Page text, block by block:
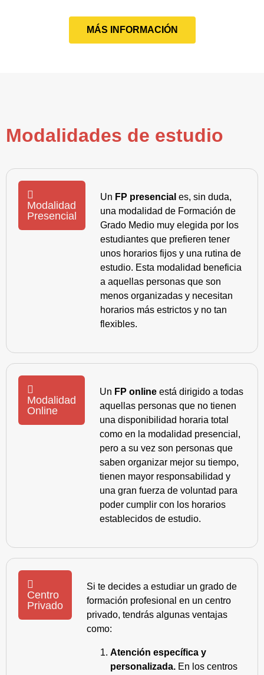
MÁS INFORMACIÓN
Modalidades de estudio
Modalidad
Presencial
Un FP presencial es, sin duda,
una modalidad de Formación de
Grado Medio muy elegida por los
estudiantes que prefieren tener
unos horarios fijos y una rutina de
estudio. Esta modalidad beneficia
a aquellas personas que son
menos organizadas y necesitan
horarios más estrictos y no tan
flexibles.
Modalidad
Online
Un FP online está dirigido a todas
aquellas personas que no tienen
una disponibilidad horaria total
como en la modalidad presencial,
pero a su vez son personas que
saben organizar mejor su tiempo,
tienen mayor responsabilidad y
una gran fuerza de voluntad para
poder cumplir con los horarios
establecidos de estudio.
Centro
Privado
Si te decides a estudiar un grado de
formación profesional en un centro
privado, tendrás algunas ventajas
como:
Atención específica y
personalizada. En los centros